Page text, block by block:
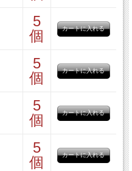
レッドハーフ
5
個
5
個
5
個
5
個